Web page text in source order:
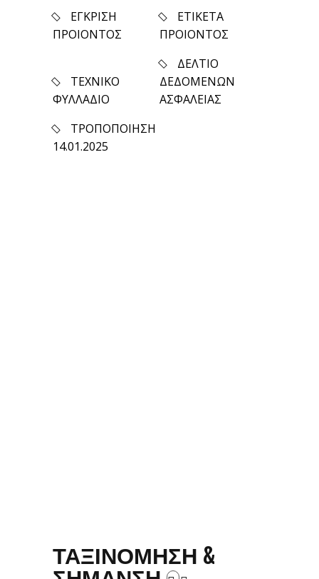
ΕΓΚΡΙΣΗ
ΠΡΟΙΟΝΤΟΣ
ΕΤΙΚΕΤΑ
ΠΡΟΙΟΝΤΟΣ
ΤΕΧΝΙΚΟ
ΦΥΛΛΑΔΙΟ
ΔΕΛΤΙΟ
ΔΕΔΟΜΕΝΩΝ
ΑΣΦΑΛΕΙΑΣ
ΤΡΟΠΟΠΟΙΗΣΗ
14.01.2025
ΤΑΞΙΝΟΜΗΣΗ &